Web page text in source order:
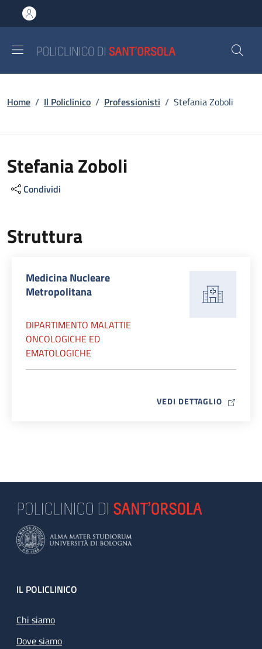
al contenuto principale
to footer content
Briciole di pane
Home / Il Policlinico / Professionisti / Stefania Zoboli
Stefania Zoboli
Condividi
Struttura
Medicina Nucleare
Metropolitana
DIPARTIMENTO MALATTIE
ONCOLOGICHE ED
EMATOLOGICHE
VEDI DETTAGLIO MAP ICON
Footer
IL POLICLINICO
Chi siamo
Dove siamo